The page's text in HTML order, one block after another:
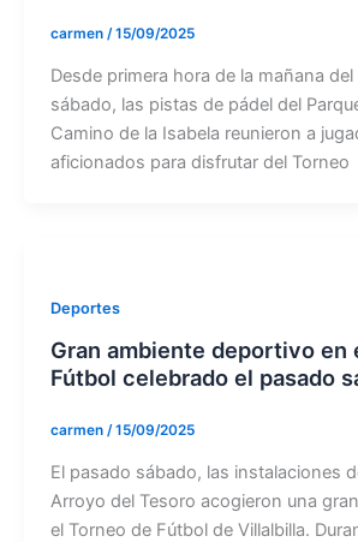
carmen /15/09/2025
Desde primera hora de la mañana
sábado, las pistas de pádel del
Camino de la Isabela reunieron a
aficionados para disfrutar del Torneo
Deportes
Gran ambiente deportivo en
Fútbol celebrado el pasado
carmen /15/09/2025
El pasado sábado, las instalaciones
Arroyo del Tesoro acogieron una
el Torneo de Fútbol de Villalbilla.